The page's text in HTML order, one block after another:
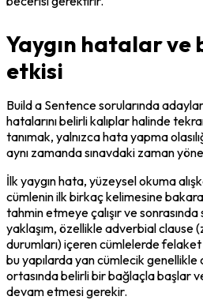
Yaygın hatalar ve
etkisi
Build a Sentence sorularında
hatalarını belirli kalıplar halinde
tanımak, yalnızca hata yapma
aynı zamanda sınavdaki zaman
İlk yaygın hata, yüzeysel okuma
cümlenin ilk birkaç kelimesine
tahmin etmeye çalışır ve
yaklaşım, özellikle adverbial clause
durumları) içeren cümlelerde
bu yapılarda yan cümlecik genellikle
ortasında belirli bir bağlaçla başlar
devam etmesi gerekir.